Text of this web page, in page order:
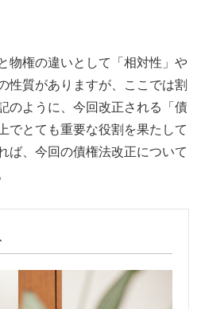
物権の違いとして「相対性」や
性質がありますが、ここでは割
のように、今回改正される「債
でとても重要な役割を果たして
ば、今回の債権法改正について